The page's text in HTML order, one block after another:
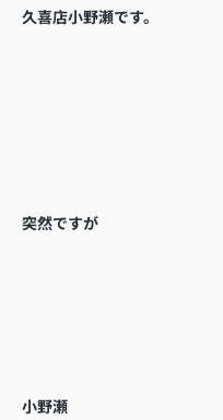
久喜店小野瀬です。
突然ですが
小野瀬